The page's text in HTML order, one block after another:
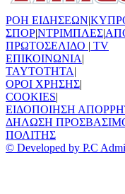
ΡΟΗ ΕΙΔΗΣΕΩΝ|
ΣΠΟΡ|ΝΤΡΙΜΠΛΕΣ|
ΠΡΩΤΟΣΕΛΙΔΟ | TV
ΕΠΙΚΟΙΝΩΝΙΑ|
TAYTOTHTA|
ΟΡΟΙ ΧΡΗΣΗΣ|
COOKIES|
ΕΙΔΟΠΟΙΗΣΗ
ΔΗΛΩΣΗ
ΠΟΛΙΤΗΣ
© Developed by P.C